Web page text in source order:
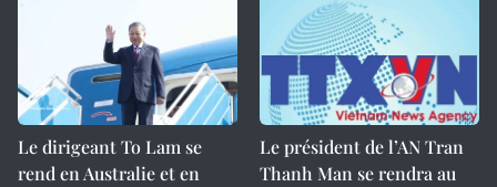
Le dirigeant To Lam se
rend en Australie et en
Le président de l’AN Tran
Thanh Man se rendra au